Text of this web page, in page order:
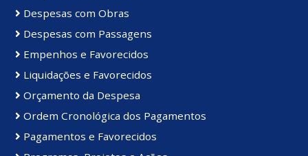
Despesas com Obras
Despesas com Passagens
Empenhos e Favorecidos
Liquidações e Favorecidos
Orçamento da Despesa
Ordem Cronológica dos Pagamentos
Pagamentos e Favorecidos